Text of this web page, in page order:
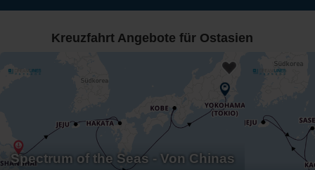
Kreuzfahrt Angebote für Ostasien
Spectrum of the Seas - Von Chinas